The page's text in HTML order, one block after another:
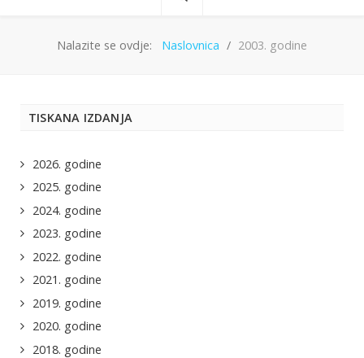
Nalazite se ovdje: Naslovnica 2003. godine
TISKANA IZDANJA
2026. godine
2025. godine
2024. godine
2023. godine
2022. godine
2021. godine
2019. godine
2020. godine
2018. godine